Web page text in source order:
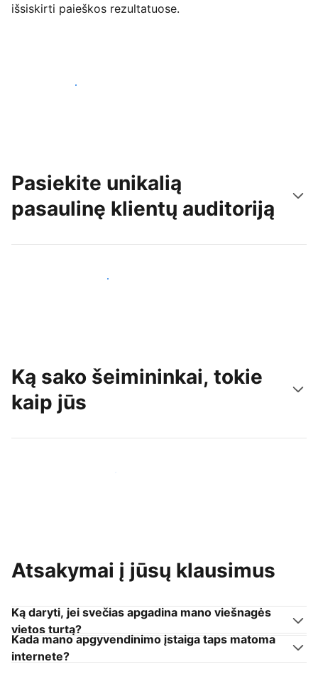
išsiskirti paieškos rezultatuose.
Pradėti jau šiandien
Pasiekite unikalią
pasaulinę klientų auditoriją
Pritraukti naujų svečių šiandien
Ką sako šeimininkai, tokie
kaip jūs
Prisijungti prie panašių šeimininkų
Atsakymai į jūsų klausimus
Ką daryti, jei svečias apgadina mano viešnagės
vietos turtą?
Kada mano apgyvendinimo įstaiga taps matoma
internete?